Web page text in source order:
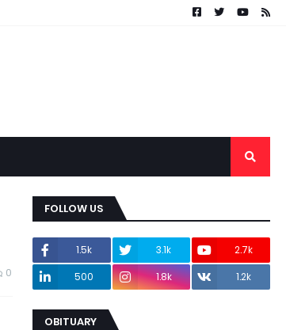
0
FOLLOW US
1.5k 3.1k
2.7k
500
1.8k 1.2k
OBITUARY